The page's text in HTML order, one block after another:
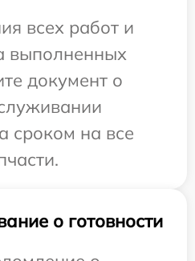
всех работ и
выполненных
документ о
сроком на все
о готовности